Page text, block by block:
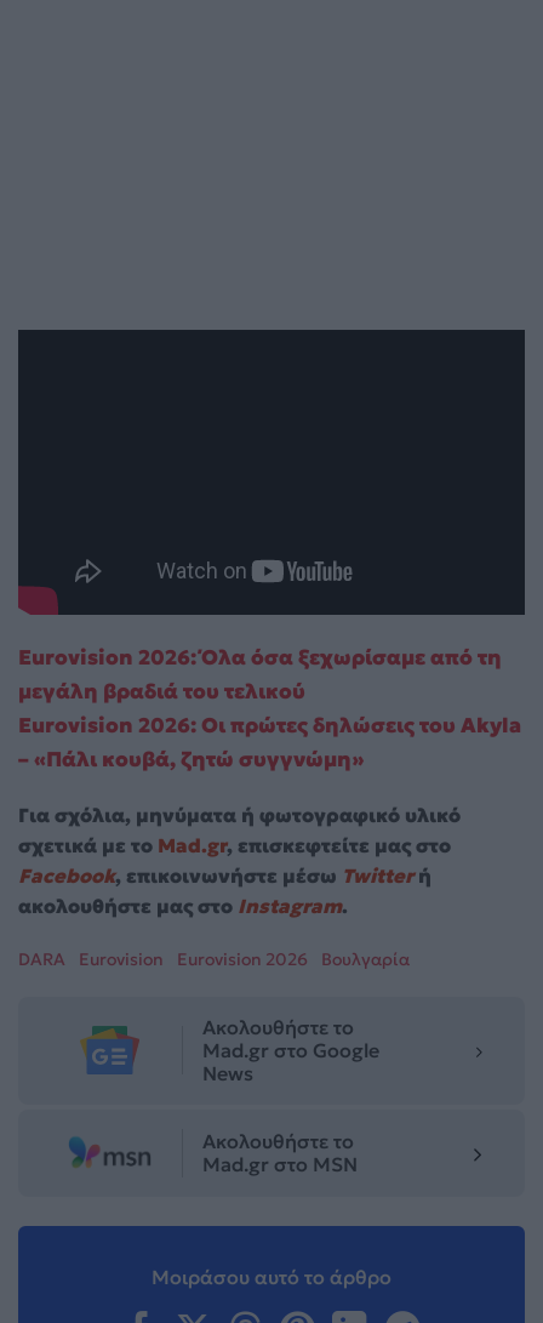
Eurovision 2026: Όλα όσα ξεχωρίσαμε από τη
μεγάλη βραδιά του τελικού
Eurovision 2026: Οι πρώτες δηλώσεις του Akyla
– «Πάλι κουβά, ζητώ συγγνώμη»
Για σχόλια, μηνύματα ή φωτογραφικό υλικό
σχετικά με το Mad.gr, επισκεφτείτε μας στο
Facebook, επικοινωνήστε μέσω Twitterή
ακολουθήστε μας στο Instagram.
DARA Eurovision Eurovision 2026 Βουλγαρία
Ακολουθήστε το
Mad.gr στο Google
News
Ακολουθήστε το
Mad.gr στο MSN
Μοιράσου αυτό το άρθρο